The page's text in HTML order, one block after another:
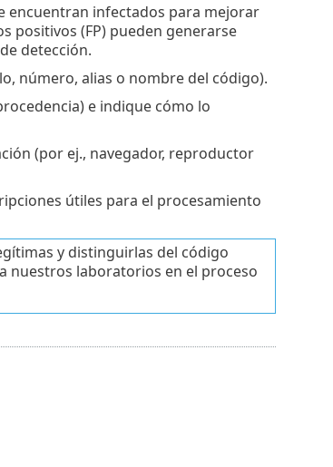
encuentran infectados para mejorar
positivos (FP) pueden generarse
detección.
número, alias o nombre del código).
e indique cómo lo
(por ej., navegador, reproductor
útiles para el procesamiento
y distinguirlas del código
nuestros laboratorios en el proceso